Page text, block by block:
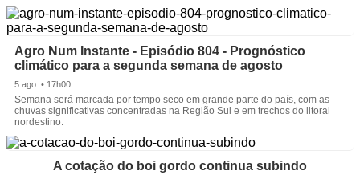
Agro Num Instante - Episódio 804 - Prognóstico
climático para a segunda semana de agosto
5 ago. • 17h00
Semana será marcada por tempo seco em grande parte do país, com as
chuvas significativas concentradas na Região Sul e em trechos do litoral
nordestino.
A cotação do boi gordo continua subindo